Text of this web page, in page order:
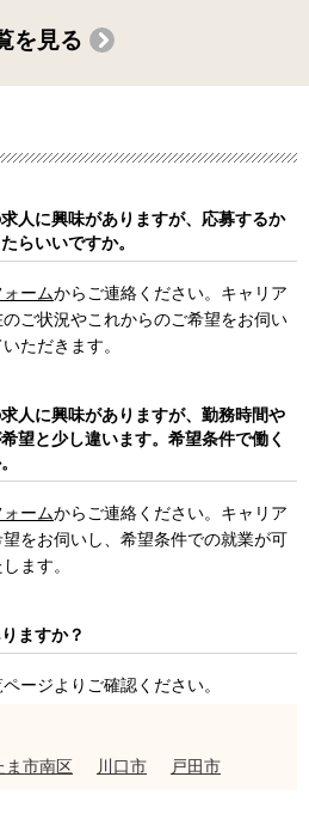
を見る
人に興味がありますが、応募するか
らいいですか。
ームからご連絡ください。キャリア
ご状況やこれからのご希望をお伺い
ただきます。
人に興味がありますが、勤務時間や
望と少し違います。希望条件で働く
ームからご連絡ください。キャリア
をお伺いし、希望条件での就業が可
ます。
ますか？
ージよりご確認ください。
ま市南区 川口市 戸田市